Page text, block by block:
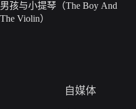
男孩与小提琴（The Boy And
The Violin）
自媒体